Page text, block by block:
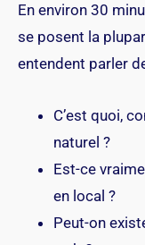
En environ 30
se posent la
entendent parler
C’est quoi,
naturel ?
Est-ce
en local ?
Peut-on